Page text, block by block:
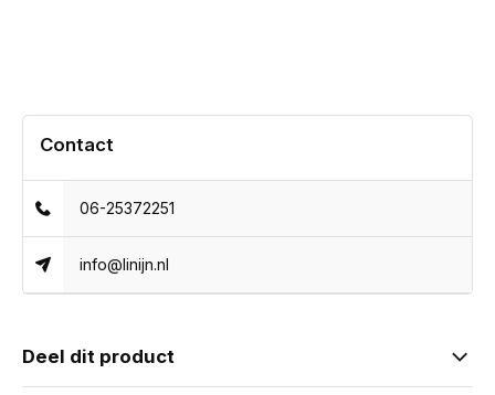
Contact
06-25372251
info@linijn.nl
Deel dit product